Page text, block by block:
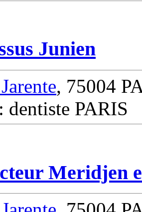
Junien
, 75004
dentiste PARIS
Meridjen